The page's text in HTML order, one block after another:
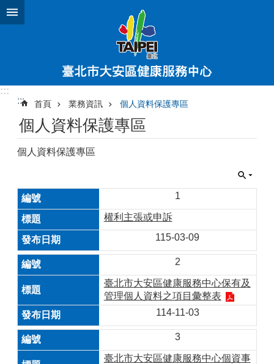
跳到主要內容區塊
:::
:::
首頁 業務資訊 個人資料保護專區
個人資料保護專區
個人資料保護專區
1
權利主張或申訴
115-03-09
2
臺北市大安區健康服務中心保有及
管理個人資料之項目彙整表
114-11-03
3
臺北市大安區健康服務中心個資事